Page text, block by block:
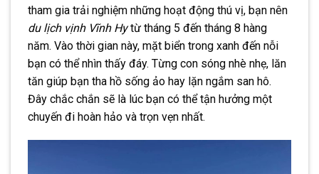
tham gia trải nghiệm những hoạt động thú vị, bạn nên
du lịch vịnh Vĩnh Hytừ tháng 5 đến tháng 8 hàng
năm. Vào thời gian này, mặt biển trong xanh đến nỗi
bạn có thể nhìn thấy đáy. Từng con sóng nhè nhẹ, lăn
tăn giúp bạn tha hồ sống ảo hay lặn ngắm san hô.
Đây chắc chắn sẽ là lúc bạn có thể tận hưởng một
chuyến đi hoàn hảo và trọn vẹn nhất.